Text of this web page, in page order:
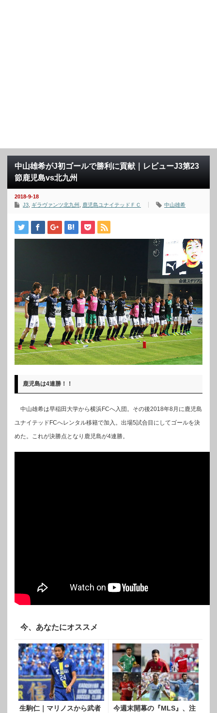
中山雄希がJ初ゴールで勝利に貢献｜レビューJ3第23
節鹿児島vs北九州
2018-9-18
J3 ギラヴァンツ北九州 鹿児島ユナイテッドＦＣ 中山雄希
鹿児島は4連勝！！
中山雄希は早稲田大学から横浜FCへ入団。その後2018年8月に鹿児島
ユナイテッドFCへレンタル移籍で加入。出場5試合目にしてゴールを決
めた。これが決勝点となり鹿児島が4連勝。
今、あなたにオススメ
生駒仁｜マリノスから武者
今週末開幕の『MLS』、注